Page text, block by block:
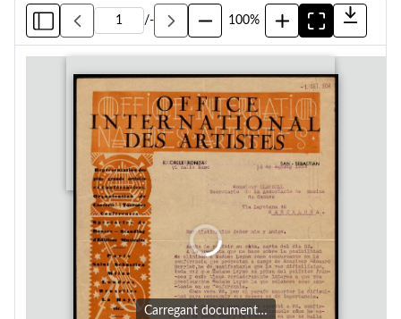
/- 100%
Carregant document…